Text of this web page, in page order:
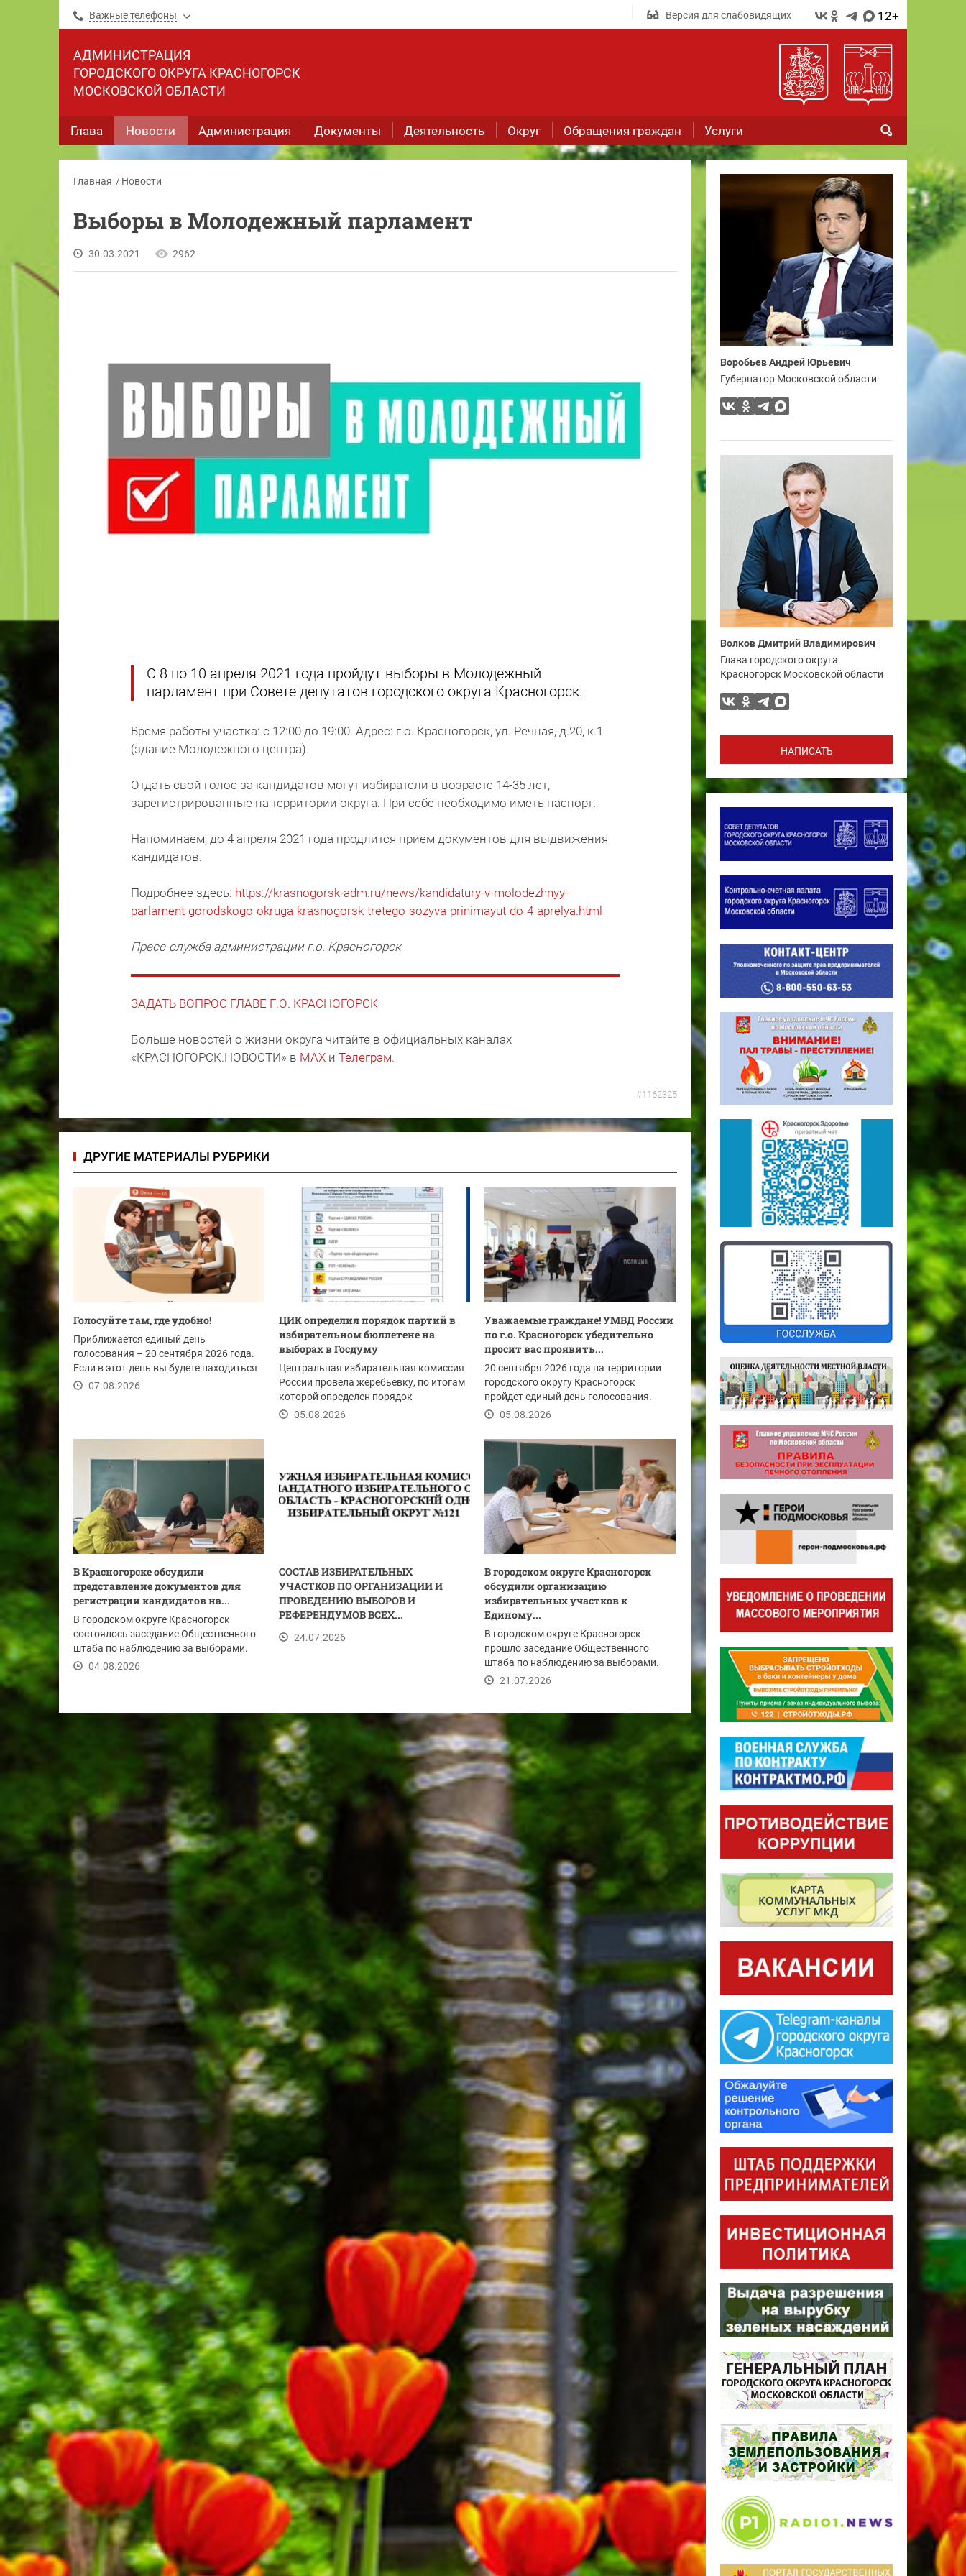
Важные телефоны Версия для слабовидящих 12+
АДМИНИСТРАЦИЯ
ГОРОДСКОГО ОКРУГА КРАСНОГОРСК
МОСКОВСКОЙ ОБЛАСТИ
Глава Новости Администрация Документы Деятельность Округ Обращения граждан Услуги
Главная Новости
Выборы в Молодежный парламент
30.03.2021 2962
С 8 по 10 апреля 2021 года пройдут выборы в Молодежный
парламент при Совете депутатов городского округа Красногорск.
Время работы участка: с 12:00 до 19:00. Адрес: г.о. Красногорск, ул. Речная, д.20, к.1
(здание Молодежного центра).
Отдать свой голос за кандидатов могут избиратели в возрасте 14-35 лет,
зарегистрированные на территории округа. При себе необходимо иметь паспорт.
Напоминаем, до 4 апреля 2021 года продлится прием документов для выдвижения
кандидатов.
Подробнее здесь: https://krasnogorsk-adm.ru/news/kandidatury-v-molodezhnyy-
parlament-gorodskogo-okruga-krasnogorsk-tretego-sozyva-prinimayut-do-4-aprelya.html
Пресс-служба администрации г.о. Красногорск
ЗАДАТЬ ВОПРОС ГЛАВЕ Г.О. КРАСНОГОРСК
Больше новостей о жизни округа читайте в официальных каналах
«КРАСНОГОРСК.НОВОСТИ» в MAX и Телеграм.
#1162325
ДРУГИЕ МАТЕРИАЛЫ РУБРИКИ
Голосуйте там, где удобно!
Приближается единый день
голосования – 20 сентября 2026 года.
Если в этот день вы будете находиться
не по месту...
07.08.2026
ЦИК определил порядок партий в
избирательном бюллетене на
выборах в Госдуму
Центральная избирательная комиссия
России провела жеребьевку, по итогам
которой определен порядок
размещения...
05.08.2026
Уважаемые граждане! ​УМВД России
по г.о. Красногорск убедительно
просит вас проявить...
20 сентября 2026 года на территории
городского округу Красногорск
пройдет единый день голосования.
05.08.2026
В Красногорске обсудили
представление документов для
регистрации кандидатов на...
В городском округе Красногорск
состоялось заседание Общественного
штаба по наблюдению за выборами.
Участники...
04.08.2026
СОСТАВ ИЗБИРАТЕЛЬНЫХ
УЧАСТКОВ ПО ОРГАНИЗАЦИИ И
ПРОВЕДЕНИЮ ВЫБОРОВ И
РЕФЕРЕНДУМОВ ВСЕХ...
24.07.2026
В городском округе Красногорск
обсудили организацию
избирательных участков к
Единому...
В городском округе Красногорск
прошло заседание Общественного
штаба по наблюдению за выборами.
Одной из тем встречи...
21.07.2026
Воробьев Андрей Юрьевич
Губернатор Московской области
Волков Дмитрий Владимирович
Глава городского округа
Красногорск Московской области
НАПИСАТЬ